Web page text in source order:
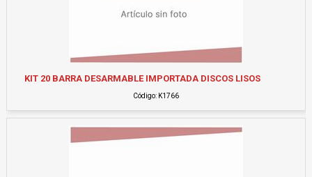
KIT 20 BARRA DESARMABLE IMPORTADA DISCOS LISOS
Código: K1766